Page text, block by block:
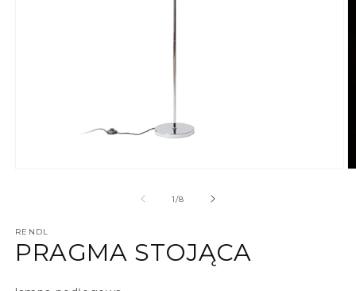
1/z8
RENDL
PRAGMA STOJĄCA